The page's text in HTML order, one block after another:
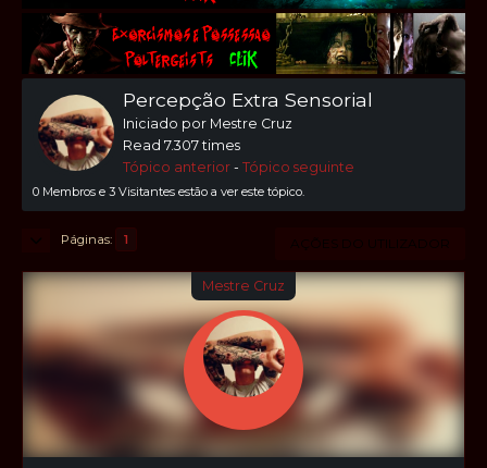
Percepção Extra Sensorial
Iniciado por Mestre Cruz
Read 7.307 times
Tópico anterior - Tópico seguinte
0 Membros e 3 Visitantes estão a ver este tópico.
Páginas 1 AÇÕES DO UTILIZADOR
Mestre Cruz